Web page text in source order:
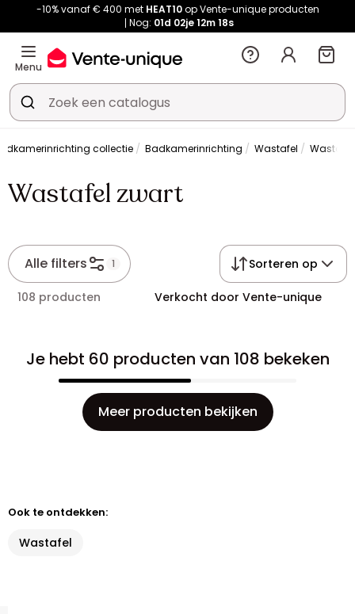
-10% vanaf € 400 met HEAT10op Vente-unique producten
Nog: 01d 02je 12m 17s
Menu
collectie Badkamerinrichting Wastafel
Wastafel zwart
Alle filters 1 Sorteren op
108 producten Verkocht door Vente-unique
Je hebt 60 producten van 108 bekeken
Meer producten bekijken
Ook te ontdekken:
Wastafel